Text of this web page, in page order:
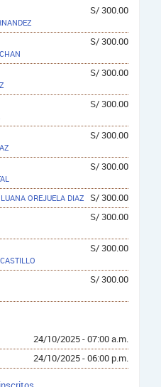
S/ 300.00
S/ 300.00
S/ 300.00
S/ 300.00
S/ 300.00
S/ 300.00
S/ 300.00
LUANA OREJUELA DIAZ
S/ 300.00
S/ 300.00
S/ 300.00
24/10/2025 - 07:00 a.m.
24/10/2025 - 06:00 p.m.